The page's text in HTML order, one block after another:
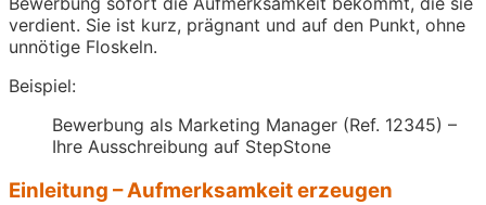
verdient. Sie ist kurz, prägnant und auf den Punkt, ohne
unnötige Floskeln.
Beispiel:
Bewerbung als Marketing Manager (Ref. 12345) –
Ihre Ausschreibung auf StepStone
Einleitung – Aufmerksamkeit erzeugen